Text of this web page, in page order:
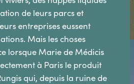
de leurs parcs et
entreprises eussent
Mais les choses
lorsque Marie de Médicis
à Paris le produit
qui, depuis la ruine de